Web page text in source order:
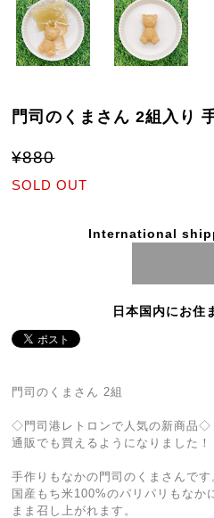
門司のくまさん 2組入り
¥880
SOLD OUT
International
日本国内にお住
門司のくまさん 2組
◇門司港レトロンで人気の新商品◇
通販でも買えるようになりました！
手作りもなかの門司のくまさんです
国産もち米100%のパリパリもなか
まま召し上がれます。